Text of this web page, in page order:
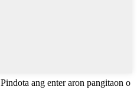
Pindota ang enter aron pangitaon o